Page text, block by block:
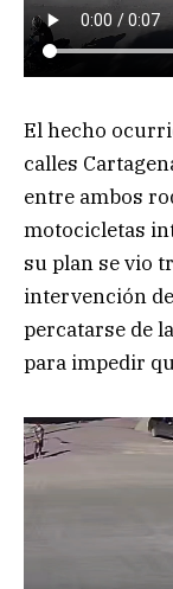
El hecho
calles
entre ambos
motocicletas
su plan se vio
intervención
percatarse de
para impedir